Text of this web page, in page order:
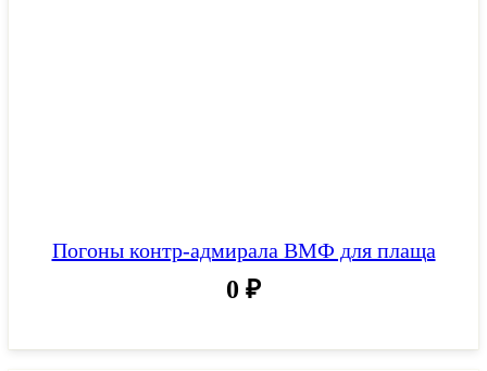
Погоны контр-адмирала ВМФ для плаща
0 ₽